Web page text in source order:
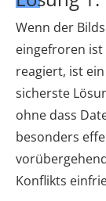
Wenn der
eingefroren
reagiert, ist
sicherste
ohne dass
besonders
Konflikts